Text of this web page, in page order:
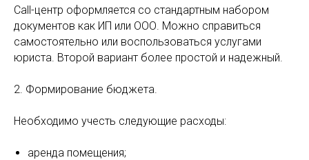
Call-центр оформляется со стандартным набором
документов как ИП или ООО. Можно справиться
самостоятельно или воспользоваться услугами
юриста. Второй вариант более простой и надежный.
2. Формирование бюджета.
Необходимо учесть следующие расходы:
аренда помещения;